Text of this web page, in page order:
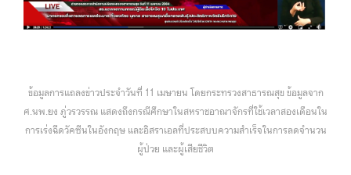
ข้อมูลการแถลงข่าวประจำวันที่ 11 เมษายน โดยกระทรวงสาธารณสุข ข้อมูลจาก
ศ.นพ.ยง ภู่วรวรรณ แสดงถึงกรณีศึกษาในสหราชอาณาจักรที่ใช้เวลาสองเดือนใน
การเร่งฉีดวัคซีนในอังกฤษ และอิสราเอลที่ประสบบความสำเร็จในการลดจำนวน
ผู้ป่วย และผู้เสียชีวิต